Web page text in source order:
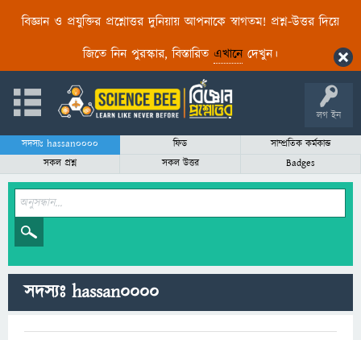
বিজ্ঞান ও প্রযুক্তির প্রশ্নোত্তর দুনিয়ায় আপনাকে স্বাগতম! প্রশ্ন-উত্তর দিয়ে
জিতে নিন পুরস্কার, বিস্তারিত এখানেদেখুন।
লগ ইন
সদস্যঃ hassan0000 ফিড
সাম্প্রতিক কর্মকান্ড
সকল প্রশ্ন
সকল উত্তর Badges
সদস্যঃ hassan0000